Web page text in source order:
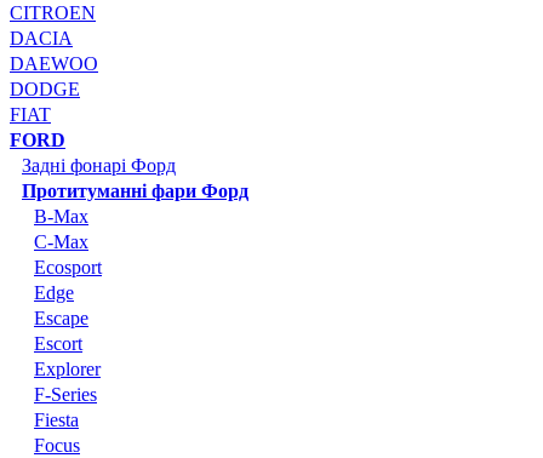
CITROEN
DACIA
DAEWOO
DODGE
FIAT
FORD
Задні фонарі Форд
Протитуманні фари Форд
B-Max
C-Max
Ecosport
Edge
Escape
Escort
Explorer
F-Series
Fiesta
Focus